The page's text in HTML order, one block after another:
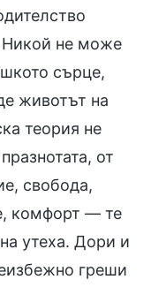
Никой не може
сърце,
животът на
теория не
от
свобода,
комфорт — те
утеха. Дори и
греши